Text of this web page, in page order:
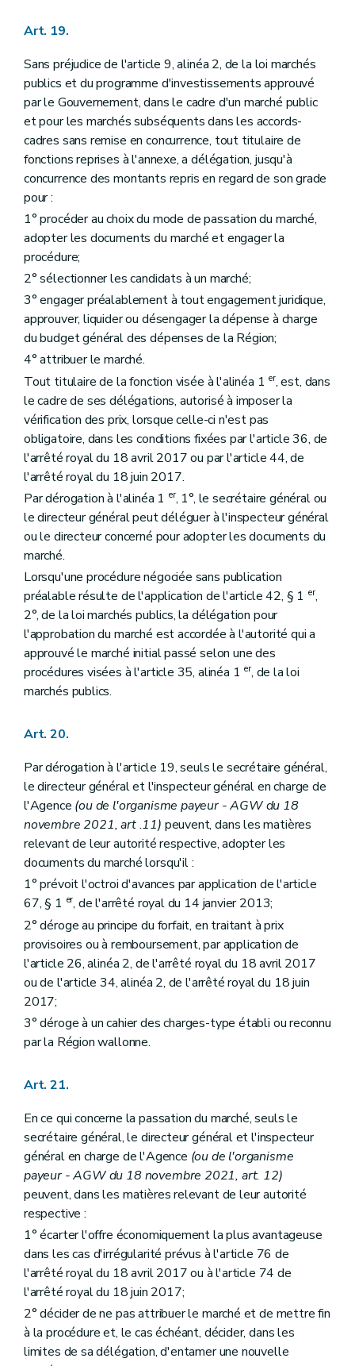
Art. 19.
Sans préjudice de l'article 9, alinéa 2, de la loi marchés
publics et du programme d'investissements approuvé
par le Gouvernement, dans le cadre d'un marché public
et pour les marchés subséquents dans les accords-
cadres sans remise en concurrence, tout titulaire de
fonctions reprises à l'annexe, a délégation, jusqu'à
concurrence des montants repris en regard de son grade
pour :
1° procéder au choix du mode de passation du marché,
adopter les documents du marché et engager la
procédure;
2° sélectionner les candidats à un marché;
3° engager préalablement à tout engagement juridique,
approuver, liquider ou désengager la dépense à charge
du budget général des dépenses de la Région;
4° attribuer le marché.
Tout titulaire de la fonction visée à l'alinéa 1 er, est, dans
le cadre de ses délégations, autorisé à imposer la
vérification des prix, lorsque celle-ci n'est pas
obligatoire, dans les conditions fixées par l'article 36, de
l'arrêté royal du 18 avril 2017 ou par l'article 44, de
l'arrêté royal du 18 juin 2017.
Par dérogation à l'alinéa 1 er, 1°, le secrétaire général ou
le directeur général peut déléguer à l'inspecteur général
ou le directeur concerné pour adopter les documents du
marché.
Lorsqu'une procédure négociée sans publication
préalable résulte de l'application de l'article 42, § 1 er,
2°, de la loi marchés publics, la délégation pour
l'approbation du marché est accordée à l'autorité qui a
approuvé le marché initial passé selon une des
procédures visées à l'article 35, alinéa 1 er, de la loi
marchés publics.
Art. 20.
Par dérogation à l'article 19, seuls le secrétaire général,
le directeur général et l'inspecteur général en charge de
l'Agence (ou de l'organisme payeur - AGW du 18
novembre 2021, art .11) peuvent, dans les matières
relevant de leur autorité respective, adopter les
documents du marché lorsqu'il :
1° prévoit l'octroi d'avances par application de l'article
67, § 1 er, de l'arrêté royal du 14 janvier 2013;
2° déroge au principe du forfait, en traitant à prix
provisoires ou à remboursement, par application de
l'article 26, alinéa 2, de l'arrêté royal du 18 avril 2017
ou de l'article 34, alinéa 2, de l'arrêté royal du 18 juin
2017;
3° déroge à un cahier des charges-type établi ou reconnu
par la Région wallonne.
Art. 21.
En ce qui concerne la passation du marché, seuls le
secrétaire général, le directeur général et l'inspecteur
général en charge de l'Agence (ou de l'organisme
payeur - AGW du 18 novembre 2021, art. 12)
peuvent, dans les matières relevant de leur autorité
respective :
1° écarter l'offre économiquement la plus avantageuse
dans les cas d'irrégularité prévus à l'article 76 de
l'arrêté royal du 18 avril 2017 ou à l'article 74 de
l'arrêté royal du 18 juin 2017;
2° décider de ne pas attribuer le marché et de mettre fin
à la procédure et, le cas échéant, décider, dans les
limites de sa délégation, d'entamer une nouvelle